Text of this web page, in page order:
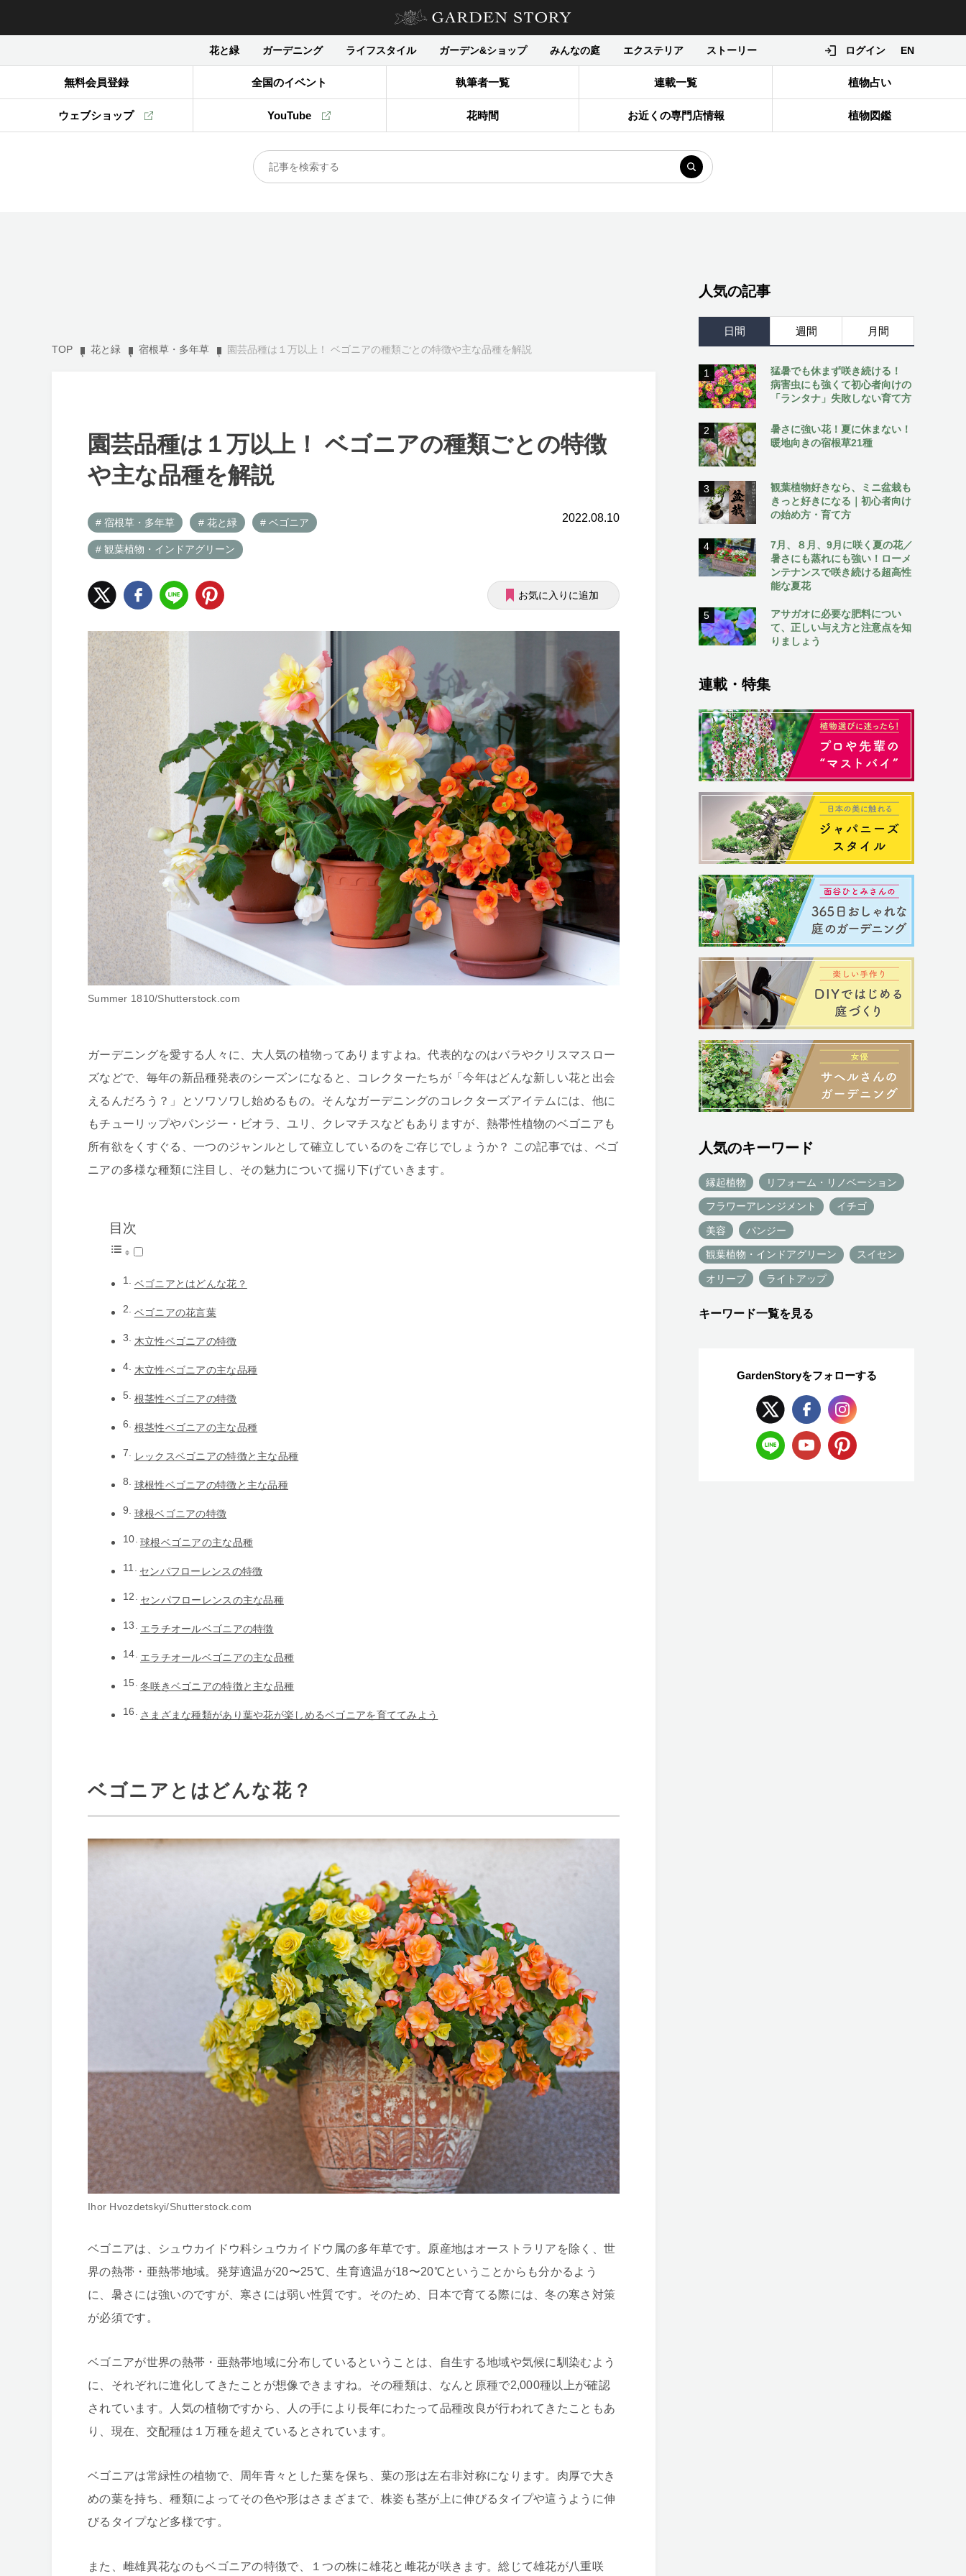
花と緑 ガーデニング ライフスタイル ガーデン&ショップ みんなの庭 エクステリア ストーリー ログイン EN
無料会員登録 全国のイベント 執筆者一覧 連載一覧 植物占い
ウェブショップ YouTube 花時間 お近くの専門店情報 植物図鑑
TOP 花と緑 宿根草・多年草 園芸品種は１万以上！ ベゴニアの種類ごとの特徴や主な品種を解説
園芸品種は１万以上！ ベゴニアの種類ごとの特徴
や主な品種を解説
# 宿根草・多年草 # 花と緑 # ベゴニア
# 観葉植物・インドアグリーン
2022.08.10
お気に入りに追加
Summer 1810/Shutterstock.com
ガーデニングを愛する人々に、大人気の植物ってありますよね。代表的なのはバラやクリスマスロー
ズなどで、毎年の新品種発表のシーズンになると、コレクターたちが「今年はどんな新しい花と出会
えるんだろう？」とソワソワし始めるもの。そんなガーデニングのコレクターズアイテムには、他に
もチューリップやパンジー・ビオラ、ユリ、クレマチスなどもありますが、熱帯性植物のベゴニアも
所有欲をくすぐる、一つのジャンルとして確立しているのをご存じでしょうか？ この記事では、ベゴ
ニアの多様な種類に注目し、その魅力について掘り下げていきます。
目次
ベゴニアとはどんな花？
ベゴニアの花言葉
木立性ベゴニアの特徴
木立性ベゴニアの主な品種
根茎性ベゴニアの特徴
根茎性ベゴニアの主な品種
レックスベゴニアの特徴と主な品種
球根性ベゴニアの特徴と主な品種
球根ベゴニアの特徴
球根ベゴニアの主な品種
センパフローレンスの特徴
センパフローレンスの主な品種
エラチオールベゴニアの特徴
エラチオールベゴニアの主な品種
冬咲きベゴニアの特徴と主な品種
さまざまな種類があり葉や花が楽しめるベゴニアを育ててみよう
ベゴニアとはどんな花？
Ihor Hvozdetskyi/Shutterstock.com
ベゴニアは、シュウカイドウ科シュウカイドウ属の多年草です。原産地はオーストラリアを除く、世
界の熱帯・亜熱帯地域。発芽適温が20〜25℃、生育適温が18〜20℃ということからも分かるよう
に、暑さには強いのですが、寒さには弱い性質です。そのため、日本で育てる際には、冬の寒さ対策
が必須です。
ベゴニアが世界の熱帯・亜熱帯地域に分布しているということは、自生する地域や気候に馴染むよう
に、それぞれに進化してきたことが想像できますね。その種類は、なんと原種で2,000種以上が確認
されています。人気の植物ですから、人の手により長年にわたって品種改良が行われてきたこともあ
り、現在、交配種は１万種を超えているとされています。
ベゴニアは常緑性の植物で、周年青々とした葉を保ち、葉の形は左右非対称になります。肉厚で大き
めの葉を持ち、種類によってその色や形はさまざまで、株姿も茎が上に伸びるタイプや這うように伸
びるタイプなど多様です。
また、雌雄異花なのもベゴニアの特徴で、１つの株に雄花と雌花が咲きます。総じて雄花が八重咲
人気の記事
日間 週間 月間
1
猛暑でも休まず咲き続ける！
病害虫にも強くて初心者向けの
「ランタナ」失敗しない育て方
2
暑さに強い花！夏に休まない！
暖地向きの宿根草21種
3
観葉植物好きなら、ミニ盆栽も
きっと好きになる｜初心者向け
の始め方・育て方
4
7月、８月、9月に咲く夏の花／
暑さにも蒸れにも強い！ローメ
ンテナンスで咲き続ける超高性
能な夏花
5
アサガオに必要な肥料につい
て、正しい与え方と注意点を知
りましょう
連載・特集
人気のキーワード
縁起植物 リフォーム・リノベーション
フラワーアレンジメント イチゴ
美容 パンジー
観葉植物・インドアグリーン スイセン
オリーブ ライトアップ
キーワード一覧を見る
GardenStoryをフォローする